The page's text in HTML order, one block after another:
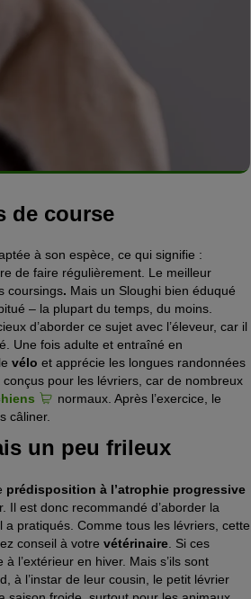
de course
à son espèce, ce qui signifie :
de faire régulièrement. Le meilleur
coursings. Mais un Sloughi bien éduqué
– la plupart du temps, du moins.
d’aborder ce sujet avec l’éleveur, car il
Une fois adulte et entraîné en
vélo et apprécie les longues randonnées
pour les lévriers, car de nombreux
normaux. Après l’exercice, le
câliner.
un peu frileux
prédisposition à l’atrophie progressive
Il est donc recommandé d’aborder la
a pratiqués. Comme tous les lévriers, cette
conseil à votre vétérinaire . Si ces
l’extérieur en hiver. Mais s’ils sont
à l’instar de leur cousin, le petit lévrier